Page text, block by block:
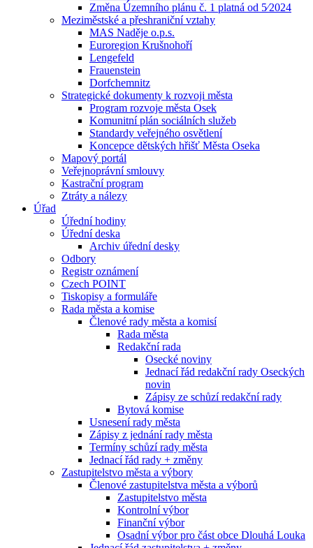
Změna Územního plánu č. 1 platná od 5⁄2024
Meziměstské a přeshraniční vztahy
MAS Naděje o.p.s.
Euroregion Krušnohoří
Lengefeld
Frauenstein
Dorfchemnitz
Strategické dokumenty k rozvoji města
Program rozvoje města Osek
Komunitní plán sociálních služeb
Standardy veřejného osvětlení
Koncepce dětských hřišť Města Oseka
Mapový portál
Veřejnoprávní smlouvy
Kastrační program
Ztráty a nálezy
Úřad
Úřední hodiny
Úřední deska
Archiv úřední desky
Odbory
Registr oznámení
Czech POINT
Tiskopisy a formuláře
Rada města a komise
Členové rady města a komisí
Rada města
Redakční rada
Osecké noviny
Jednací řád redakční rady Oseckých
novin
Zápisy ze schůzí redakční rady
Bytová komise
Usnesení rady města
Zápisy z jednání rady města
Termíny schůzí rady města
Jednací řád rady + změny
Zastupitelstvo města a výbory
Členové zastupitelstva města a výborů
Zastupitelstvo města
Kontrolní výbor
Finanční výbor
Osadní výbor pro část obce Dlouhá Louka